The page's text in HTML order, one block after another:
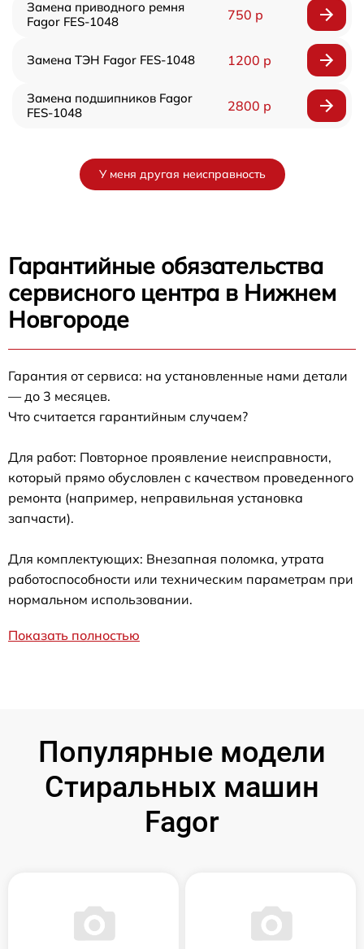
Замена приводного ремня
Fagor FES-1048
750 р
Замена ТЭН Fagor FES-1048 1200 р
Замена подшипников Fagor
FES-1048
2800 р
У меня другая неисправность
Гарантийные обязательства
сервисного центра в Нижнем
Новгороде
Гарантия от сервиса: на установленные нами детали
— до 3 месяцев.
Что считается гарантийным случаем?
Для работ: Повторное проявление неисправности,
который прямо обусловлен с качеством проведенного
ремонта (например, неправильная установка
запчасти).
Для комплектующих: Внезапная поломка, утрата
работоспособности или техническим параметрам при
нормальном использовании.
Показать полностью
Популярные модели
Стиральных машин
Fagor